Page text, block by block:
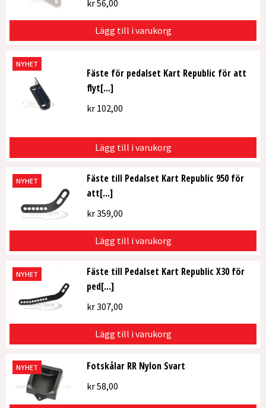
kr56,00
Lägg till i varukorg
NYHET
Fäste för pedalset Kart Republic för att
flyt[...]
kr102,00
Lägg till i varukorg
NYHET
Fäste till Pedalset Kart Republic 950 för
att[...]
kr359,00
Lägg till i varukorg
NYHET
Fäste till Pedalset Kart Republic X30 för
ped[...]
kr307,00
Lägg till i varukorg
NYHET Fotskålar RR Nylon Svart
kr58,00